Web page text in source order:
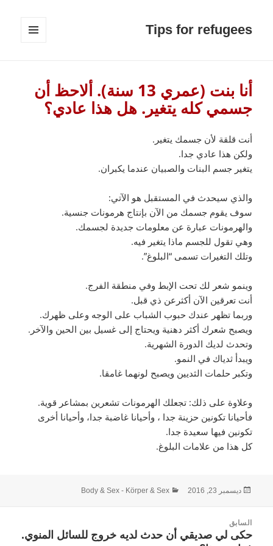
Tips for refugees
أنا بنت (عمري 13 سنة). ألاحظ أن
جسمي كله يتغير. هل هذا عادي؟
أنت قلقة لأن جسمك يتغير.
ولكن هذا عادي جدا.
يتغير جسم البنات والصبيان عندما يكبران.
والذي سيحدث في المستقبل هو الآتي:
سوف يقوم جسمك من الآن بإنتاج هرمونات جنسية.
والهرمونات عبارة عن معلومات جديدة لجسمك.
وهي تقول للجسم ماذا يتغير فيه.
وتلك التغيرات تسمى “البلوغ”.
وينمو شعر لك تحت الإبط وفي منطقة الفرج.
أنت تعرقين الآن أكثرعن ذي قبل.
وربما تظهر عندك حبوب الشباب على الوجه وعلى ظهرك.
ويصبح شعرك أكثر دهنية ويحتاج إلى غسيل بين الحين والآخر.
وتحدث لديك الدورة الشهرية.
ويبدأ ثدياك في النمو.
وتكبر حلمات الثديين ويصبح لونهما غامقا.
وعلاوة على ذلك: تجعلك الهرمونات تشعرين بمشاعر قوية.
فأحيانا تكونين حزينة جدا ، وأحيانا غاضبة جدا، وأحيانا أخرى
تكونين فيها سعيدة جدا.
كل هذا من علامات البلوغ.
نُشرت
ديسمبر 23, 2016 التصنيفات
Body & Sex - Körper & Sex
المقالاتالسابق
المقالة
حكى لي صديقي أن حدث لديه خروج للسائل المنوي.